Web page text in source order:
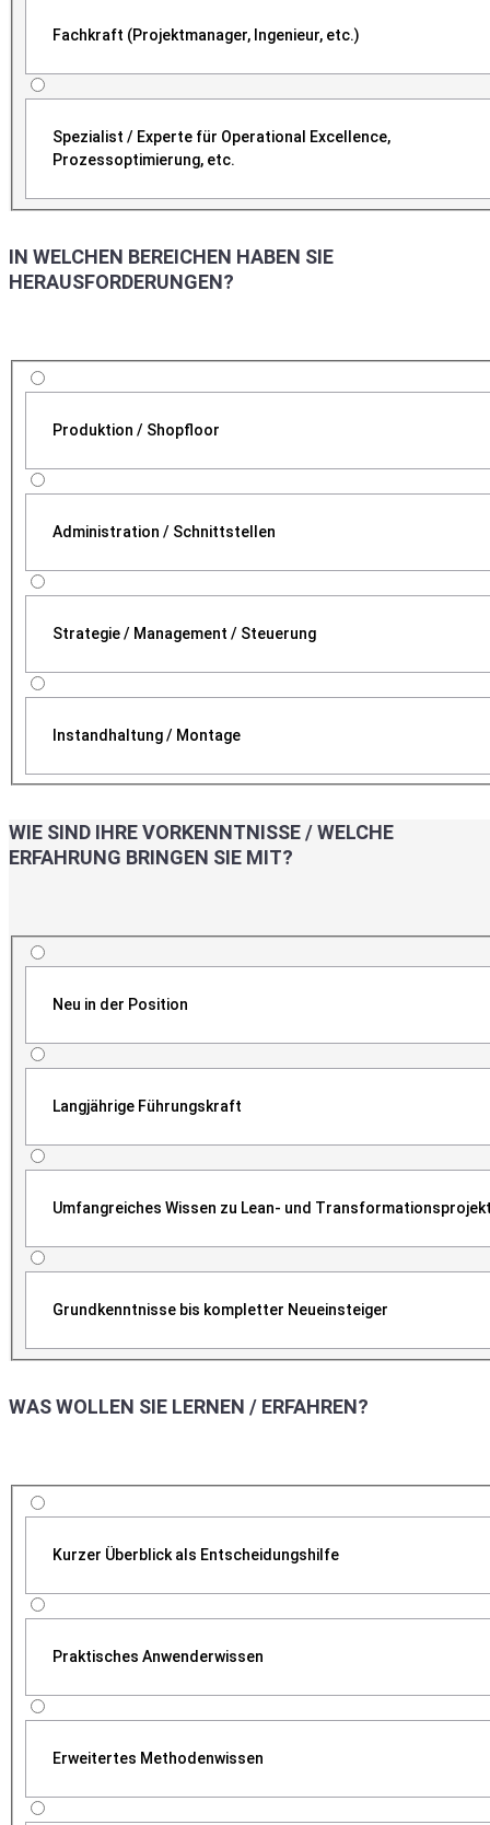
Fachkraft (Projektmanager, Ingenieur, etc.)
Spezialist / Experte für Operational Excellence,
Prozessoptimierung, etc.
IN WELCHEN BEREICHEN HABEN SIE
HERAUSFORDERUNGEN?
Produktion / Shopfloor
Administration / Schnittstellen
Strategie / Management / Steuerung
Instandhaltung / Montage
WIE SIND IHRE VORKENNTNISSE / WELCHE
ERFAHRUNG BRINGEN SIE MIT?
Neu in der Position
Langjährige Führungskraft
Umfangreiches Wissen zu Lean- und
Grundkenntnisse bis kompletter Neueinsteiger
WAS WOLLEN SIE LERNEN / ERFAHREN?
Kurzer Überblick als Entscheidungshilfe
Praktisches Anwenderwissen
Erweitertes Methodenwissen